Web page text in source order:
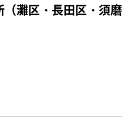
灘区・長田区・須磨